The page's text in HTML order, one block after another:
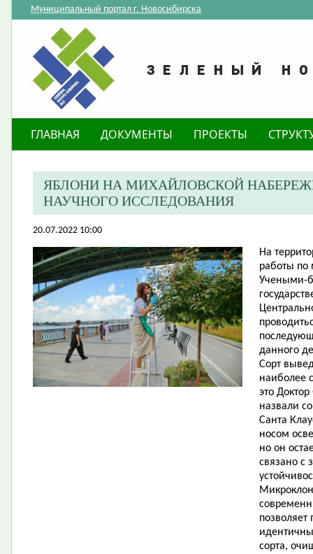
Муниципальный портал г. Новосибирска
ГЛАВНАЯ ДОКУМЕНТЫ ПРОЕКТЫ
​ЯБЛОНИ НА МИХАЙЛОВСКОЙ
НАУЧНОГО ИССЛЕДОВАНИЯ
20.07.2022 10:00
На
работы по
Учеными-
данного
Сорт
наиболее
это
назвали
Санта
носом
но он
связано с
сорта,